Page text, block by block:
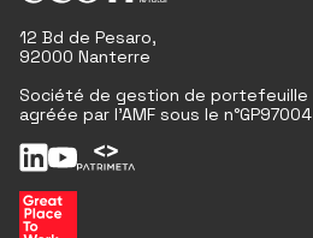
12 Bd de Pesaro,
92000 Nanterre
Société de gestion de portefeuille
agréée par l'AMF sous le n°GP97004